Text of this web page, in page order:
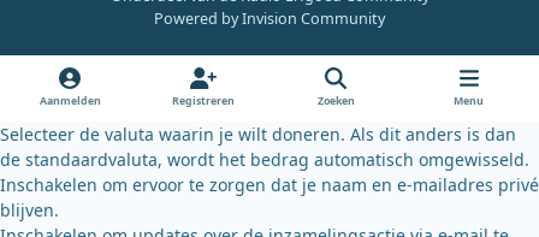
e
k
k
y
Powered byInvision Community
Aanmelden Registreren Zoeken Menu
Selecteer de valuta waarin je wilt doneren. Als dit anders is dan
de standaardvaluta, wordt het bedrag automatisch omgewisseld.
Inschakelen om ervoor te zorgen dat je naam en e-mailadres privé
blijven.